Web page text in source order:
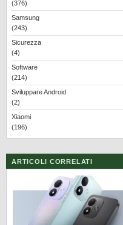
(376)
Samsung
(243)
Sicurezza
(4)
Software
(214)
Sviluppare Android
(2)
Xiaomi
(196)
ARTICOLI CORRELATI